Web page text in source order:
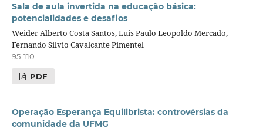
Sala de aula invertida na educação básica:
potencialidades e desafios
Weider Alberto Costa Santos, Luis Paulo Leopoldo Mercado,
Fernando Silvio Cavalcante Pimentel
95-110
PDF
Operação Esperança Equilibrista: controvérsias da
comunidade da UFMG